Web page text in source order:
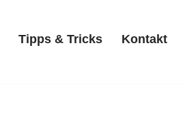
Tipps & Tricks Kontakt